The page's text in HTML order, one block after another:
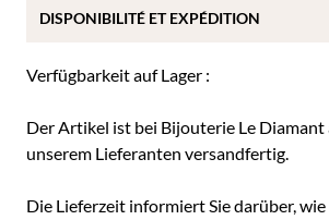
Verfügbarkeit auf Lager :
Der Artikel ist bei Bijouterie Le
unserem Lieferanten versandfertig.
Die Lieferzeit informiert Sie darüber,
DISPONIBILITÉ ET EXPÉDITION